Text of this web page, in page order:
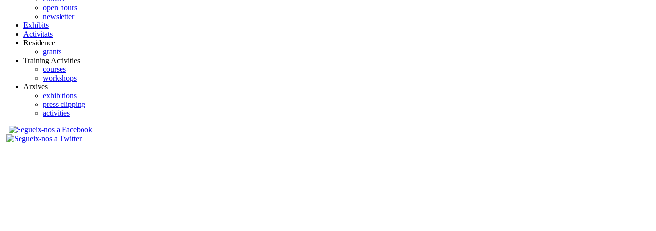
open hours
newsletter
Exhibits
Activitats
Residence
grants
Training Activities
courses
workshops
Arxives
exhibitions
press clipping
activities